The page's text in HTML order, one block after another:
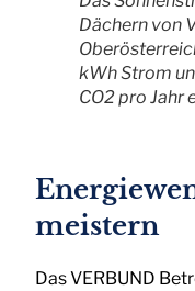
Dächern von
kWh Strom
CO2 pro Jahr
meistern
Das VERBUND